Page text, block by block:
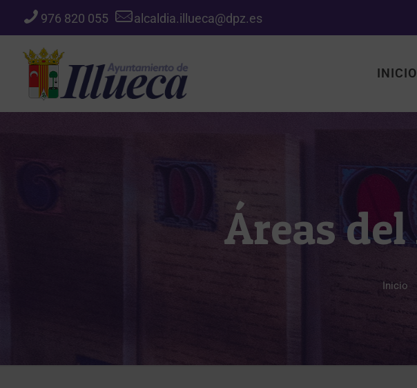
976 820 055 alcaldia.illueca@dpz.es
INICIO
Áreas
Inicio